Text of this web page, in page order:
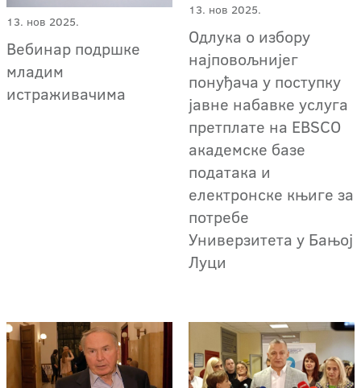
13. нов 2025.
Вебинар подршке
младим
истраживачима
13. нов 2025.
Одлука о избору
најповољнијег
понуђача у поступку
јавне набавке услуга
претплате на EBSCO
академске базе
података и
електронске књиге за
потребе
Универзитета у Бањој
Луци